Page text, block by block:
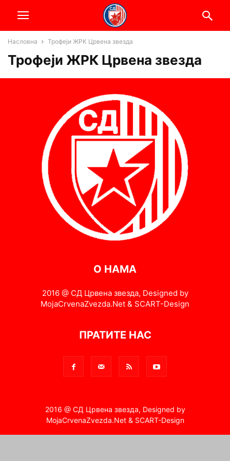
Насловна Трофеји ЖРК Црвена звезда
Трофеји ЖРК Црвена звезда
О НАМА
2016 @ СД Црвена звезда, Designed by
MojaCrvenaZvezda.Net & SCART-Design
ПРАТИТЕ НАС
2016 @ СД Црвена звезда, Designed by
MojaCrvenaZvezda.Net & SCART-Design